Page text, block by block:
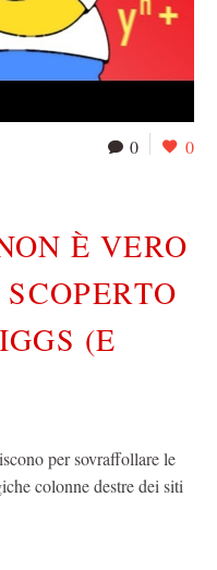
0 0
È VERO
(E
per sovraffollare le
colonne destre dei siti